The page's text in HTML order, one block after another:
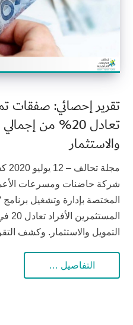
تقرير إحصائي: صفقات
تعادل 20% من
والاستثمار
شركة حاضنات ومسرعات
المختصة بإدارة وتشغيل
التمويل والاستثمار. وكشف
التفاصيل …